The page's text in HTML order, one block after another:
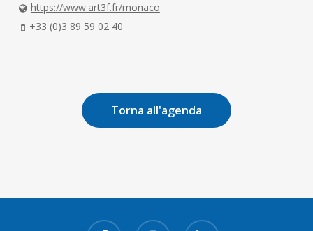
https://www.art3f.fr/monaco
+33 (0)3 89 59 02 40
Torna all'agenda
facebook instagram linkedin